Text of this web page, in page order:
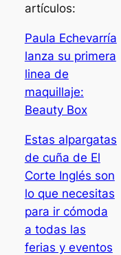
artículos:
Paula Echevarría
lanza su primera
linea de
maquillaje:
Beauty Box
Estas alpargatas
de cuña de El
Corte Inglés son
lo que necesitas
para ir cómoda
a todas las
ferias y eventos